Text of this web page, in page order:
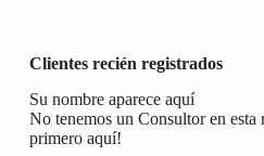
Clientes recién registrados
Su nombre aparece aquí
No tenemos un Consultor en
primero aquí!